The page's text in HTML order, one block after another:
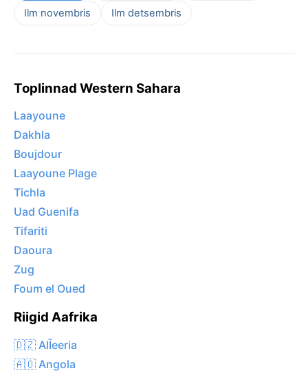
Ilm novembris
Ilm detsembris
Toplinnad Western Sahara
Laayoune
Dakhla
Boujdour
Laayoune Plage
Tichla
Uad Guenifa
Tifariti
Daoura
Zug
Foum el Oued
Riigid Aafrika
🇩🇿 AlĪeeria
🇦🇴 Angola